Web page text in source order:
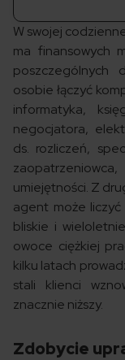
W swojej
ma finansowych
poszczególnych
osobie łączyć
informatyka,
negocjatora,
ds. rozliczeń,
umiejętności. Z
agent może
bliskie i
owoce ciężkiej
kilku latach
stali klienci
znacznie niższy.
Zdobycie